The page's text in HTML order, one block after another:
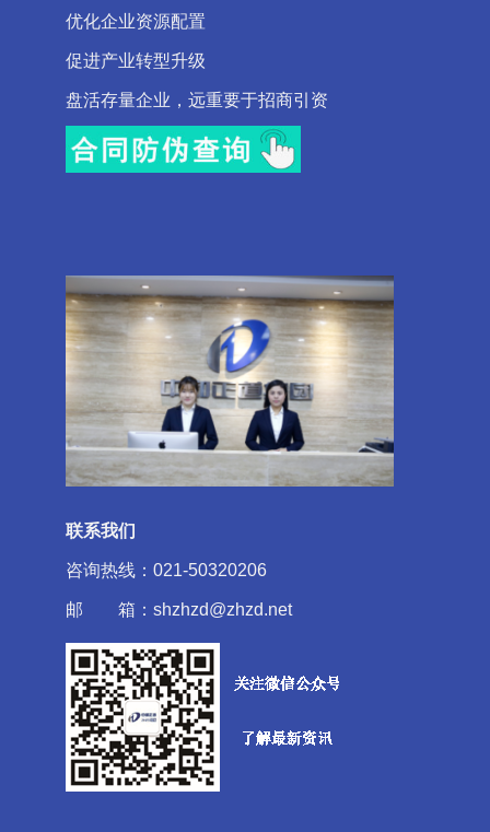
优化企业资源配置
促进产业转型升级
盘活存量企业，远重要于招商引资
联系我们
咨询热线：021-50320206
邮 箱：shzhzd@zhzd.net